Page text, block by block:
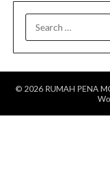
FOR:
© 2026 RUMAH PENA